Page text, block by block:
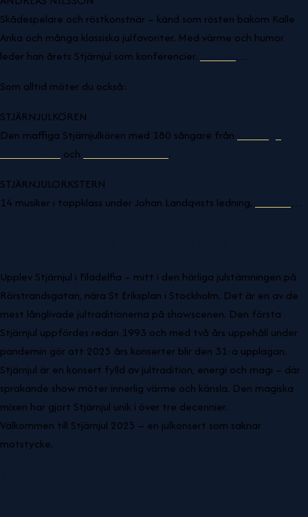
Skådespelare och röstkonstnär – känd som rösten bakom Kalle
Anka och många klassiska julfavoriter. Med värme och humor
leder han årets Stjärnjul som konferencier.
…
Som alltid möter du också:
STJÄRNJULKÖREN
Den maffiga Stjärnjulkören med 180 sångare från
och
.
STJÄRNJULORKSTERN
14 musiker i toppklass under Johan Landqvists ledning.
…
Upplev Stjärnjul i Filadelfia – mitt i den härliga julstämningen på
Rörstrandsgatan, nära St Eriksplan i Stockholm. Det är en av de
mest långlivade jultraditionerna på showscenen. Den första
Stjärnjul uppfördes redan 1993 och med två års uppehåll under
pandemin gör att 2025 års konserter blir den 31:a upplagan.
Stjärnjul är en konsert fylld av jultradition, energi och magi – där
sprakande show möter innerlig värme och känsla. Den magiska
mixen har gjort Stjärnjul unik i över tre decennier.
Välkommen till Stjärnjul 2025 – en julkonsert som saknar
motstycke.